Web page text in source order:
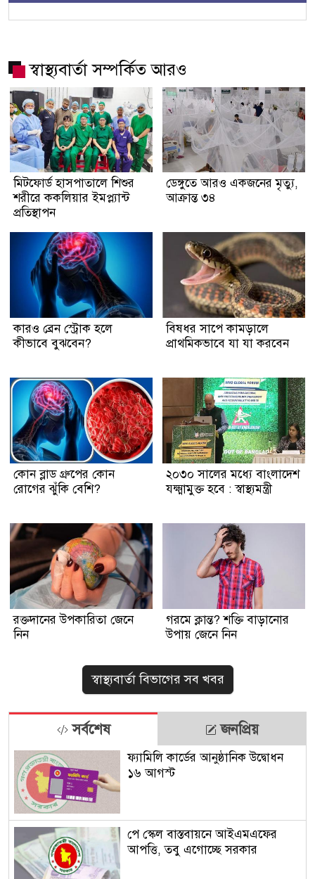
স্বাস্থ্যবার্তা সম্পর্কিত আরও
মিটফোর্ড হাসপাতালে শিশুর
শরীরে ককলিয়ার ইমপ্ল্যান্ট
প্রতিস্থাপন
ডেঙ্গুতে আরও একজনের মৃত্যু,
আক্রান্ত ৩৪
কারও ব্রেন স্ট্রোক হলে
কীভাবে বুঝবেন?
বিষধর সাপে কামড়ালে
প্রাথমিকভাবে যা যা করবেন
কোন ব্লাড গ্রুপের কোন
রোগের ঝুঁকি বেশি?
২০৩০ সালের মধ্যে বাংলাদেশ
যক্ষ্মামুক্ত হবে : স্বাস্থ্যমন্ত্রী
রক্তদানের উপকারিতা জেনে
নিন
গরমে ক্লান্ত? শক্তি বাড়ানোর
উপায় জেনে নিন
স্বাস্থ্যবার্তা বিভাগের সব খবর
সর্বশেষ জনপ্রিয়
ফ্যামিলি কার্ডের আনুষ্ঠানিক উদ্বোধন
১৬ আগস্ট
পে স্কেল বাস্তবায়নে আইএমএফের
আপত্তি, তবু এগোচ্ছে সরকার